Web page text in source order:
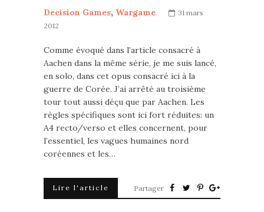
Decision Games, Wargame
31 mars
2012
Comme évoqué dans l’article consacré à
Aachen dans la même série, je me suis lancé,
en solo, dans cet opus consacré ici à la
guerre de Corée. J’ai arrêté au troisième
tour tout aussi déçu que par Aachen. Les
règles spécifiques sont ici fort réduites: un
A4 recto/verso et elles concernent, pour
l’essentiel, les vagues humaines nord
coréennes et les…
Lire l'article Partager